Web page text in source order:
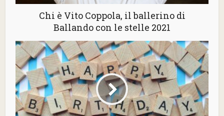
Chi è Vito Coppola, il ballerino di
Ballando con le stelle 2021